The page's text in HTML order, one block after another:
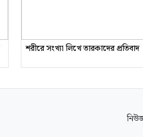
শরীরে সংখ্যা লিখে তারকাদের প্রতিবাদ